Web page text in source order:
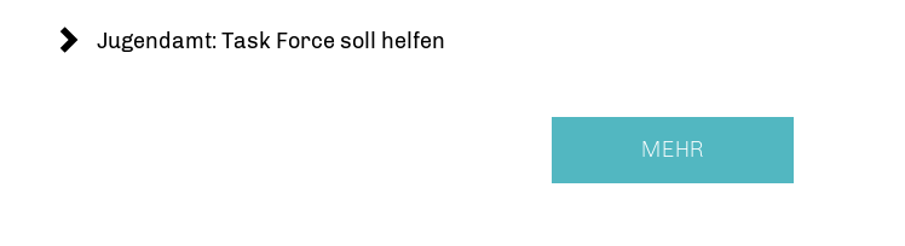
Jugendamt: Task Force soll helfen
MEHR